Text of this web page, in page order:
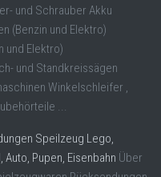
und Schrauber Akku
(Benzin und Elektro)
und Elektro)
und Standkreissägen
Winkelschleifer ,
...
Speilzeug Lego,
Auto, Pupen, Eisenbahn Über